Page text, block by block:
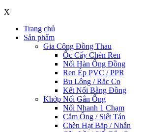
X
Trang chủ
Sản phẩm
Gia Công Đồng Thau
Ốc Cấy Chèn Ren
Nối Hàn Ống Đồng
Ren Ép PVC / PPR
Bu Lông / Rắc Co
Kết Nối Bằng Đồng
Khớp Nối Gắn Ống
Nối Nhanh 1 Chạm
Cắm Ống / Siết Tán
Chèn Hạt Bắp / Nhẫn